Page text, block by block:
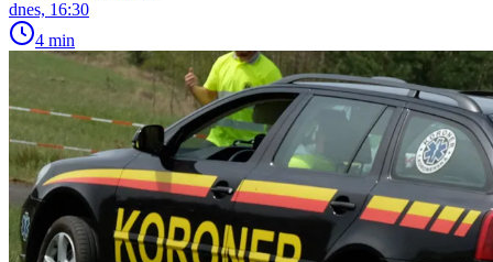
dnes, 16:30
4 min